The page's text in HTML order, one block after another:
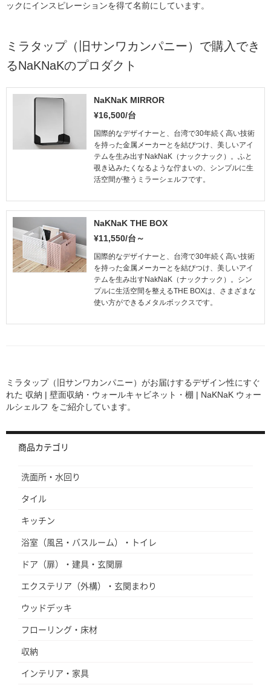
ックにインスピレーションを得て名前にしています。
ミラタップ（旧サンワカンパニー）で購入でき
るNaKNaKのプロダクト
NaKNaK MIRROR
¥16,500/台
国際的なデザイナーと、台湾で30年続く高い技術
を持った金属メーカーとを結びつけ、美しいアイ
テムを生み出すNakNaK（ナックナック）。ふと
覗き込みたくなるような佇まいの、シンプルに生
活空間が整うミラーシェルフです。
NaKNaK THE BOX
¥11,550/台～
国際的なデザイナーと、台湾で30年続く高い技術
を持った金属メーカーとを結びつけ、美しいアイ
テムを生み出すNakNaK（ナックナック）。シン
プルに生活空間を整えるTHE BOXは、さまざまな
使い方ができるメタルボックスです。
ミラタップ（旧サンワカンパニー）がお届けするデザイン性にすぐ
れた 収納 | 壁面収納・ウォールキャビネット・棚 | NaKNaK ウォー
ルシェルフ をご紹介しています。
商品カテゴリ
洗面所・水回り
タイル
キッチン
浴室（風呂・バスルーム）・トイレ
ドア（扉）・建具・玄関扉
エクステリア（外構）・玄関まわり
ウッドデッキ
フローリング・床材
収納
インテリア・家具